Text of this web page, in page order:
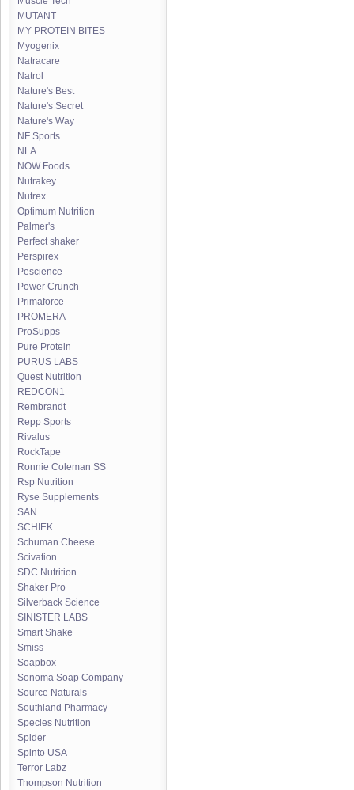
MUTANT
MY PROTEIN BITES
Myogenix
Natracare
Natrol
Nature's Best
Nature's Secret
Nature's Way
NF Sports
NLA
NOW Foods
Nutrakey
Nutrex
Optimum Nutrition
Palmer's
Perfect shaker
Perspirex
Pescience
Power Crunch
Primaforce
PROMERA
ProSupps
Pure Protein
PURUS LABS
Quest Nutrition
REDCON1
Rembrandt
Repp Sports
Rivalus
RockTape
Ronnie Coleman SS
Rsp Nutrition
Ryse Supplements
SAN
SCHIEK
Schuman Cheese
Scivation
SDC Nutrition
Shaker Pro
Silverback Science
SINISTER LABS
Smart Shake
Smiss
Soapbox
Sonoma Soap Company
Source Naturals
Southland Pharmacy
Species Nutrition
Spider
Spinto USA
Terror Labz
Thompson Nutrition